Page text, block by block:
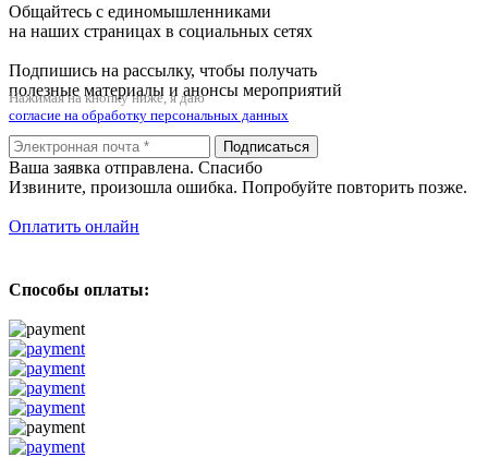
Общайтесь с единомышленниками
на наших страницах в социальных сетях
Подпишись на рассылку, чтобы получать
полезные материалы и анонсы мероприятий
Нажимая на кнопку ниже, я даю
согласие на обработку персональных данных
Подписаться
Ваша заявка отправлена. Спасибо
Извините, произошла ошибка. Попробуйте повторить позже.
Оплатить онлайн
Способы оплаты: